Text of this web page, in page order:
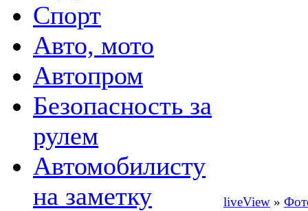
Спорт
Авто, мото
Автопром
Безопасность за
рулем
Автомобилисту
на заметку
liveView »